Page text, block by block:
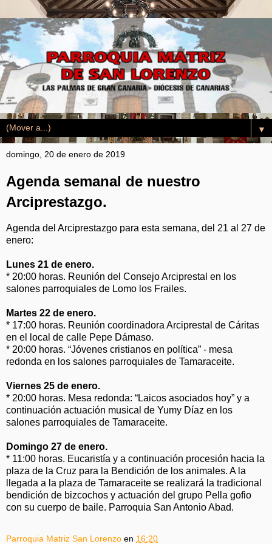
▼
domingo, 20 de enero de 2019
Agenda semanal de nuestro
Arciprestazgo.
Agenda del Arciprestazgo para esta semana, del 21 al 27 de
enero:
Lunes 21 de enero.
* 20:00 horas. Reunión del Consejo Arciprestal en los
salones parroquiales de Lomo los Frailes.
Martes 22 de enero.
* 17:00 horas. Reunión coordinadora Arciprestal de Cáritas
en el local de calle Pepe Dámaso.
* 20:00 horas. “Jóvenes cristianos en política” - mesa
redonda en los salones parroquiales de Tamaraceite.
Viernes 25 de enero.
* 20:00 horas. Mesa redonda: “Laicos asociados hoy” y a
continuación actuación musical de Yumy Díaz en los
salones parroquiales de Tamaraceite.
Domingo 27 de enero.
* 11:00 horas. Eucaristía y a continuación procesión hacia la
plaza de la Cruz para la Bendición de los animales. A la
llegada a la plaza de Tamaraceite se realizará la tradicional
bendición de bizcochos y actuación del grupo Pella gofio
con su cuerpo de baile. Parroquia San Antonio Abad.
Parroquia Matriz San Lorenzo en 16:20